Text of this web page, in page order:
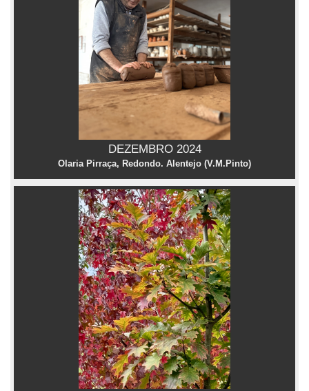
DEZEMBRO 2024
Olaria Pirraça, Redondo. Alentejo (V.M.Pinto)